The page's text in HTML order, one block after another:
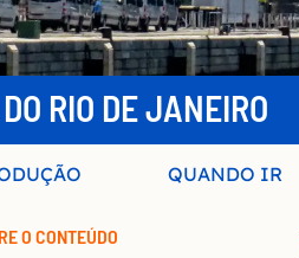
RIO DE JANEIRO
QUANDO IR
O CONTEÚDO